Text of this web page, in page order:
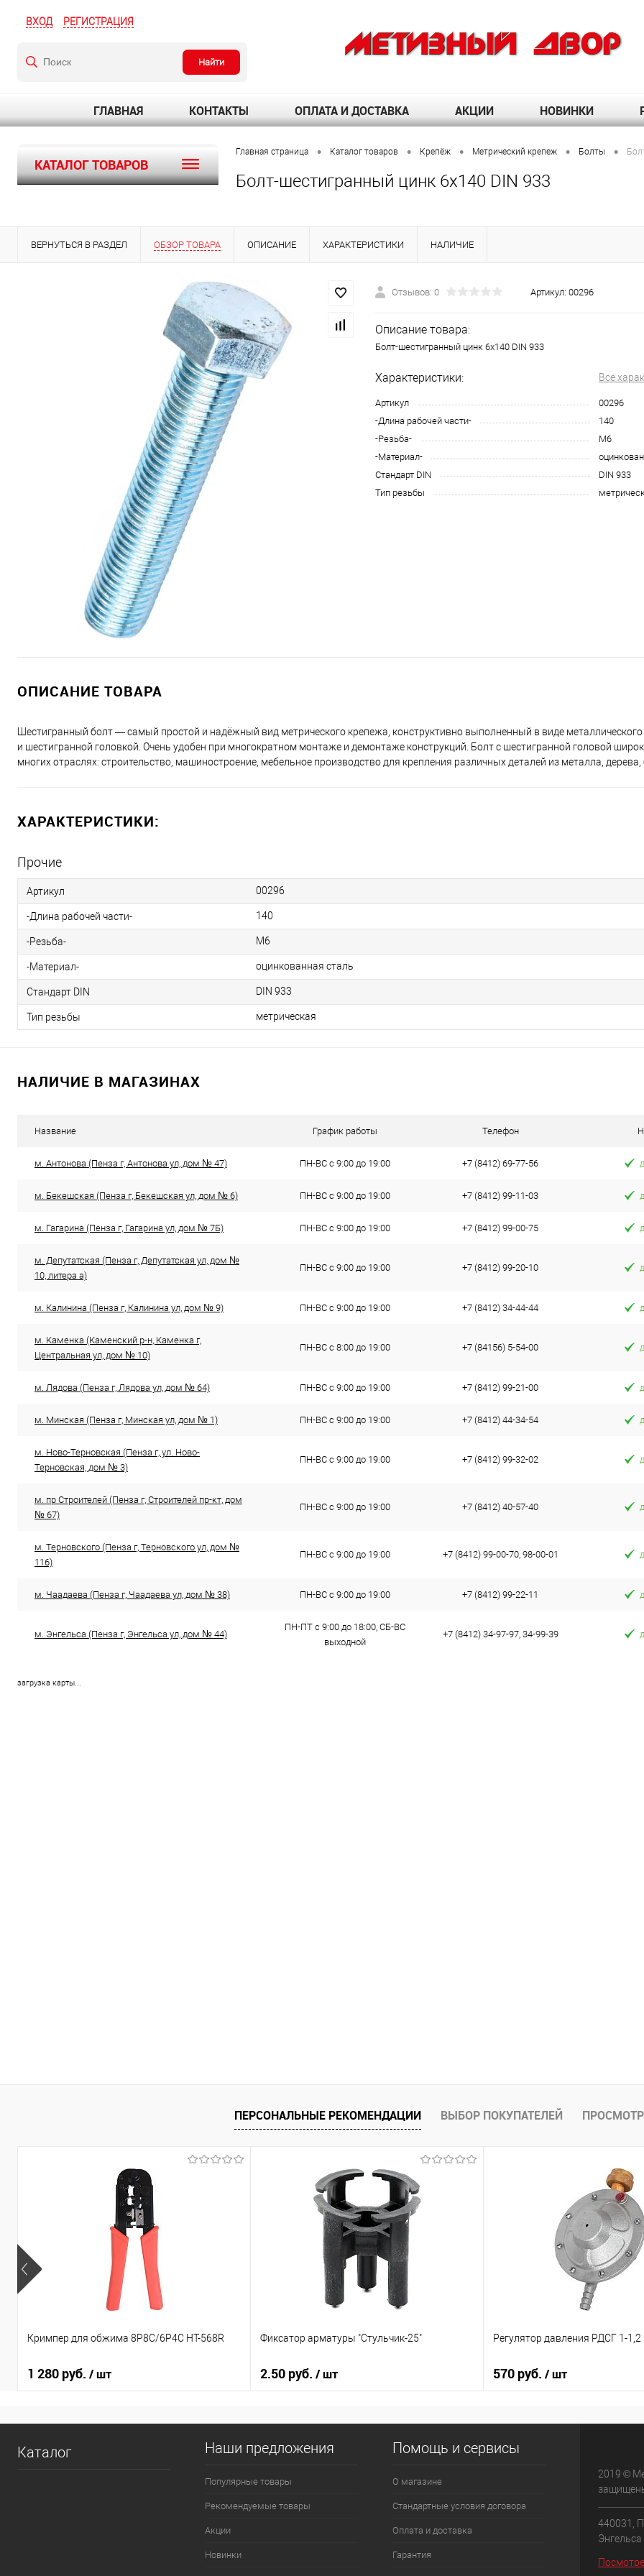
ВХОД РЕГИСТРАЦИЯ
Найти
ГЛАВНАЯ КОНТАКТЫ ОПЛАТА И ДОСТАВКА АКЦИИ НОВИНКИ
КАТАЛОГ ТОВАРОВ
Главная страница • Каталог товаров • Крепёж • Метрический крепеж • Болты •
Болт-шестигранный цинк 6х140 DIN 933
ВЕРНУТЬСЯ В РАЗДЕЛ ОБЗОР ТОВАРА ОПИСАНИЕ ХАРАКТЕРИСТИКИ НАЛИЧИЕ
Отзывов: 0 Артикул: 00296
Описание товара:
Болт-шестигранный цинк 6х140 DIN 933
Характеристики: Все
Артикул
00296
-Длина рабочей части-
140
-Резьба-
М6
-Материал-
Стандарт DIN
DIN 933
Тип резьбы
ОПИСАНИЕ ТОВАРА
Шестигранный болт — самый простой и надёжный вид метрического крепежа, конструктивно выполненный в виде металлического
и шестигранной головкой. Очень удобен при многократном монтаже и демонтаже конструкций. Болт с шестигранной головой
многих отраслях: строительство, машиностроение, мебельное производство для крепления различных деталей из металла, дерева,
ХАРАКТЕРИСТИКИ:
Прочие
Артикул 00296
-Длина рабочей части- 140
-Резьба- М6
-Материал- оцинкованная сталь
Стандарт DIN DIN 933
Тип резьбы метрическая
НАЛИЧИЕ В МАГАЗИНАХ
Название График работы Телефон
м. Антонова (Пенза г, Антонова ул, дом № 47) ПН-ВС с 9:00 до 19:00 +7 (8412) 69-77-56
м. Бекешская (Пенза г, Бекешская ул, дом № 6) ПН-ВС с 9:00 до 19:00 +7 (8412) 99-11-03
м. Гагарина (Пенза г, Гагарина ул, дом № 7Б) ПН-ВС с 9:00 до 19:00 +7 (8412) 99-00-75
м. Депутатская (Пенза г, Депутатская ул, дом №
10, литера а)
ПН-ВС с 9:00 до 19:00 +7 (8412) 99-20-10
м. Калинина (Пенза г, Калинина ул, дом № 9) ПН-ВС с 9:00 до 19:00 +7 (8412) 34-44-44
м. Каменка (Каменский р-н, Каменка г,
Центральная ул, дом № 10)
ПН-ВС с 8:00 до 19:00 +7 (84156) 5-54-00
м. Лядова (Пенза г, Лядова ул, дом № 64) ПН-ВС с 9:00 до 19:00 +7 (8412) 99-21-00
м. Минская (Пенза г, Минская ул, дом № 1) ПН-ВС с 9:00 до 19:00 +7 (8412) 44-34-54
м. Ново-Терновская (Пенза г, ул. Ново-
Терновская, дом № 3)
ПН-ВС с 9:00 до 19:00 +7 (8412) 99-32-02
м. пр Строителей (Пенза г, Строителей пр-кт, дом
№ 67)
ПН-ВС с 9:00 до 19:00 +7 (8412) 40-57-40
м. Терновского (Пенза г, Терновского ул, дом №
116)
ПН-ВС с 9:00 до 19:00 +7 (8412) 99-00-70, 98-00-01
м. Чаадаева (Пенза г, Чаадаева ул, дом № 38) ПН-ВС с 9:00 до 19:00 +7 (8412) 99-22-11
м. Энгельса (Пенза г, Энгельса ул, дом № 44)
ПН-ПТ с 9:00 до 18:00, СБ-ВС
выходной
+7 (8412) 34-97-97, 34-99-39
загрузка карты...
ПЕРСОНАЛЬНЫЕ РЕКОМЕНДАЦИИ ВЫБОР ПОКУПАТЕЛЕЙ
Кримпер для обжима 8Р8С/6Р4С HT-568R
1 280 руб. / шт
Фиксатор арматуры "Стульчик-25"
2.50 руб. / шт
Регулятор давления РДСГ 1-1,2
570 руб. / шт
Каталог Наши предложения
Популярные товары
Рекомендуемые товары
Акции
Новинки
Помощь и сервисы
О магазине
Стандартные условия договора
Оплата и доставка
Гарантия
2019 ©
440031,